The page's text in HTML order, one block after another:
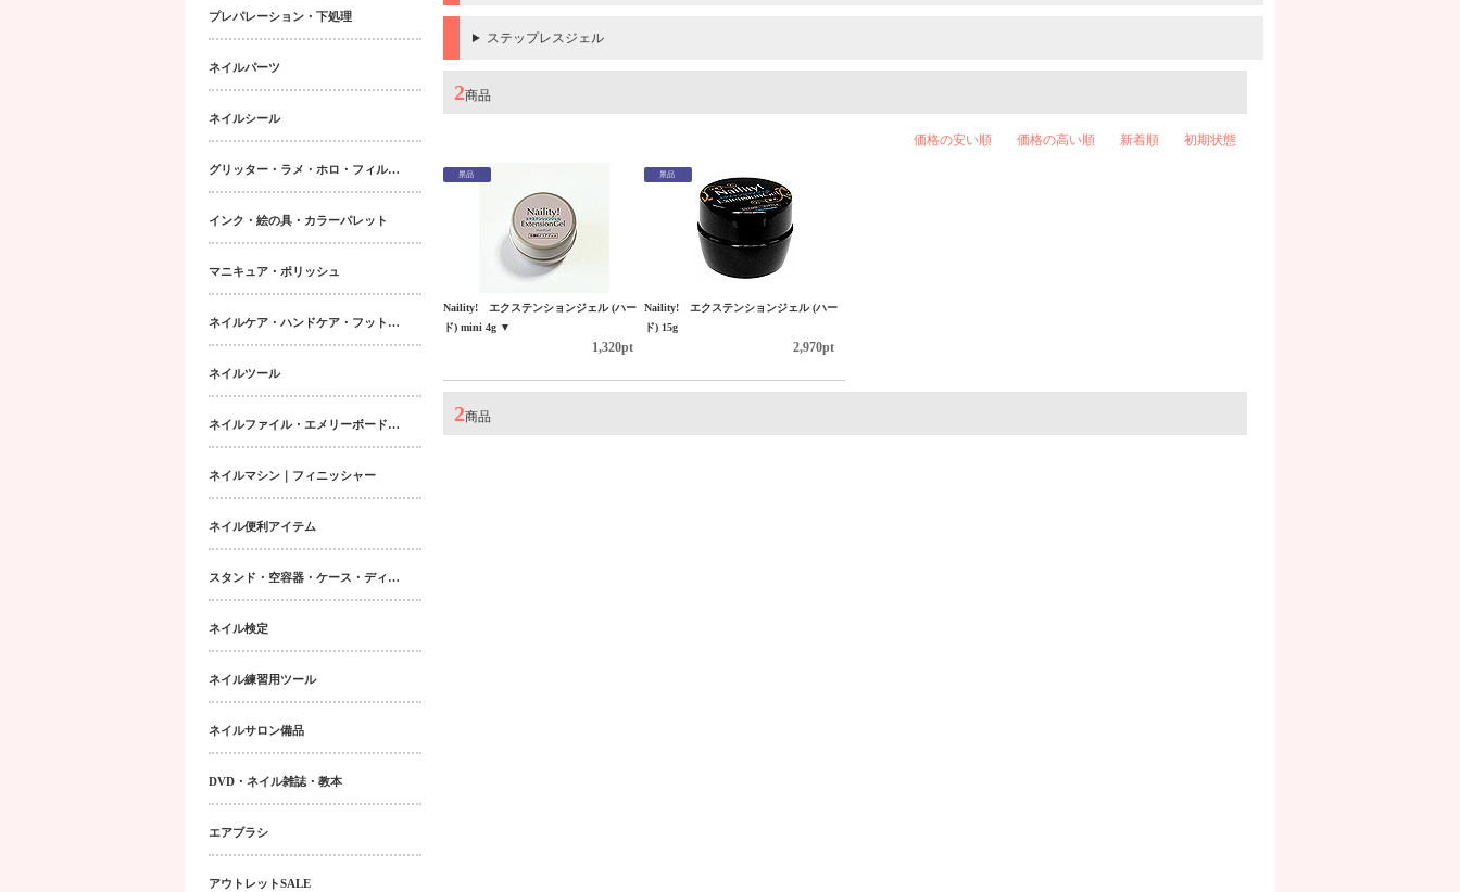
プレパレーション・下処理
ネイルパーツ
ネイルシール
グリッター・ラメ・ホロ・フィルム・パウダー｜ネイルパーツ
インク・絵の具・カラーパレット
マニキュア・ポリッシュ
ネイルケア・ハンドケア・フットケア・ボディケア
ネイルツール
ネイルファイル・エメリーボード・シャイナー
ネイルマシン｜フィニッシャー
ネイル便利アイテム
スタンド・空容器・ケース・ディスペンサー類
ネイル検定
ネイル練習用ツール
ネイルサロン備品
DVD・ネイル雑誌・教本
エアブラシ
アウトレットSALE
ステップレスジェル
2商品
価格の安い順 価格の高い順 新着順 初期状態
景品
Naility! エクステンションジェル (ハー
ド) mini 4g ▼
1,320pt
景品
Naility! エクステンションジェル (ハー
ド) 15g
2,970pt
2商品